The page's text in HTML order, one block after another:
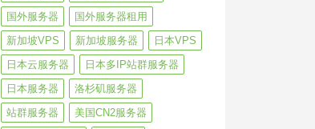
国外服务器
国外服务器租用
新加坡VPS
新加坡服务器
日本VPS
日本云服务器
日本多IP站群服务器
日本服务器
洛杉矶服务器
站群服务器
美国CN2服务器